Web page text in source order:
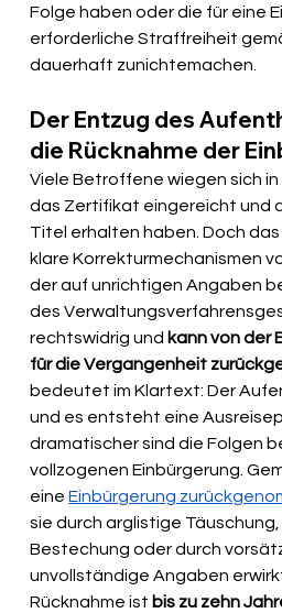
Folge haben oder die für eine
erforderliche Straffreiheit
dauerhaft zunichtemachen.
Der Entzug des
die Rücknahme der
Viele Betroffene wiegen sich
das Zertifikat eingereicht und
Titel erhalten haben. Doch
klare Korrekturmechanismen
der auf unrichtigen Angaben
des
rechtswidrig und kann von der
für die Vergangenheit
bedeutet im Klartext: Der
und es entsteht eine
dramatischer sind die Folgen
vollzogenen Einbürgerung.
eine Einbürgerung
sie durch arglistige
Bestechung oder durch
unvollständige Angaben
Rücknahme ist bis zu zehn